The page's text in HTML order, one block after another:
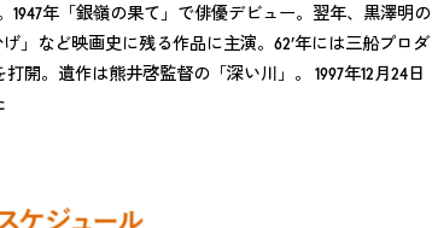
1947年「銀嶺の果て」で俳優デビュー。翌年、黒澤明の
」など映画史に残る作品に主演。62’年には三船プロダ
開。遺作は熊井啓監督の「深い川」。 1997年12月24日